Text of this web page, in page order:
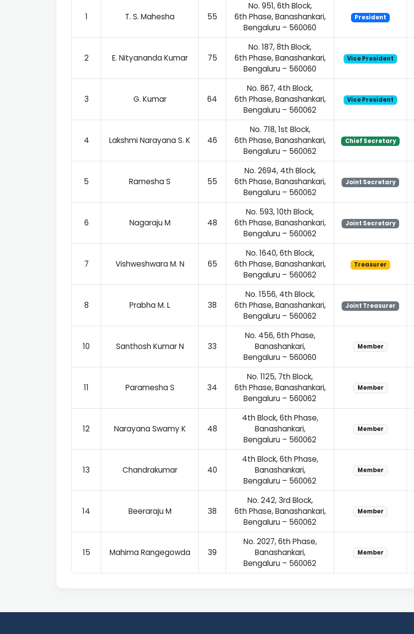
1 T. S. Mahesha 55
No. 951, 6th Block,
6th Phase, Banashankari,
Bengaluru – 560060
President
2 E. Nityananda Kumar 75
No. 187, 8th Block,
6th Phase, Banashankari,
Bengaluru – 560060
Vice President
3 G. Kumar 64
No. 867, 4th Block,
6th Phase, Banashankari,
Bengaluru – 560062
Vice President
4 Lakshmi Narayana S. K 46
No. 718, 1st Block,
6th Phase, Banashankari,
Bengaluru – 560062
Chief Secretary
5 Ramesha S 55
No. 2694, 4th Block,
6th Phase, Banashankari,
Bengaluru – 560062
Joint Secretary
6 Nagaraju M 48
No. 593, 10th Block,
6th Phase, Banashankari,
Bengaluru – 560062
Joint Secretary
7 Vishweshwara M. N 65
No. 1640, 6th Block,
6th Phase, Banashankari,
Bengaluru – 560062
Treasurer
8 Prabha M. L 38
No. 1556, 4th Block,
6th Phase, Banashankari,
Bengaluru – 560062
Joint Treasurer
10 Santhosh Kumar N 33
No. 456, 6th Phase,
Banashankari,
Bengaluru – 560060
Member
11 Paramesha S 34
No. 1125, 7th Block,
6th Phase, Banashankari,
Bengaluru – 560062
Member
12 Narayana Swamy K 48
4th Block, 6th Phase,
Banashankari,
Bengaluru – 560062
Member
13 Chandrakumar 40
4th Block, 6th Phase,
Banashankari,
Bengaluru – 560062
Member
14 Beeraraju M 38
No. 242, 3rd Block,
6th Phase, Banashankari,
Bengaluru – 560062
Member
15 Mahima Rangegowda 39
No. 2027, 6th Phase,
Banashankari,
Bengaluru – 560062
Member